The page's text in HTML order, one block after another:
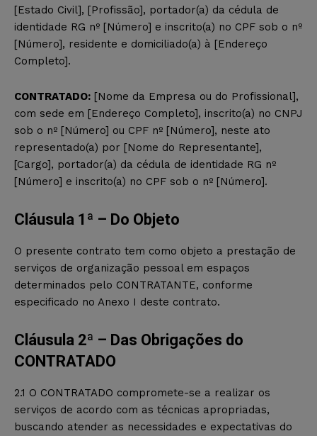
[Estado Civil], [Profissão], portador(a) da cédula de
identidade RG nº [Número] e inscrito(a) no CPF sob o nº
[Número], residente e domiciliado(a) à [Endereço
Completo].
CONTRATADO: [Nome da Empresa ou do Profissional],
com sede em [Endereço Completo], inscrito(a) no CNPJ
sob o nº [Número] ou CPF nº [Número], neste ato
representado(a) por [Nome do Representante],
[Cargo], portador(a) da cédula de identidade RG nº
[Número] e inscrito(a) no CPF sob o nº [Número].
Cláusula 1ª – Do Objeto
O presente contrato tem como objeto a prestação de
serviços de organização pessoal em espaços
determinados pelo CONTRATANTE, conforme
especificado no Anexo I deste contrato.
Cláusula 2ª – Das Obrigações do
CONTRATADO
2.1 O CONTRATADO compromete-se a realizar os
serviços de acordo com as técnicas apropriadas,
buscando atender as necessidades e expectativas do